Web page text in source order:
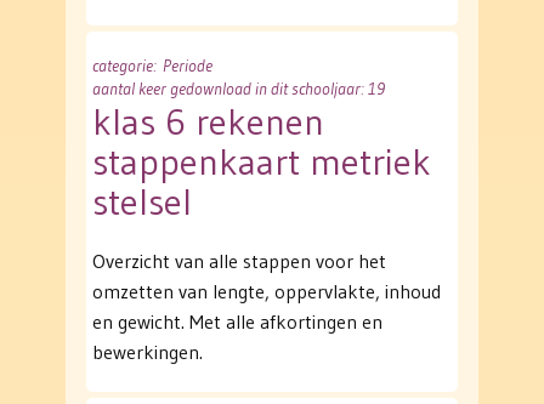
categorie: Periode
aantal keer gedownload in dit schooljaar: 19
klas 6 rekenen
stappenkaart metriek
stelsel
Overzicht van alle stappen voor het
omzetten van lengte, oppervlakte, inhoud
en gewicht. Met alle afkortingen en
bewerkingen.